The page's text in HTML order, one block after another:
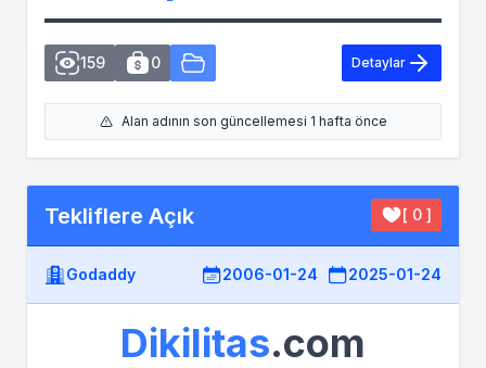
159 0 Detaylar
Alan adının son güncellemesi 1 hafta önce
Tekliflere Açık [ 0 ]
Godaddy 2006-01-24 2025-01-24
Dikilitas.com